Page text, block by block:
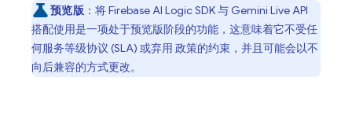
预览版 ：将Firebase AI LogicSDK 与 Gemini Live API
搭配使用是一项处于预览版阶段的功能，这意味着它不受任
何服务等级协议 (SLA) 或弃用 政策的约束，并且可能会以不
向后兼容的方式更改。